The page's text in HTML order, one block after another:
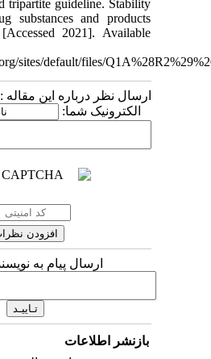
tripartite guideline. Stability
substances and products
[Accessed 2021]. Available
sites/default/files/
ارسال نظر درباره این مقاله :
الکترونیک شما:
ارسال پیام به
بازنشر اطلاعات